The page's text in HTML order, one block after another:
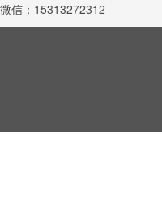
微信：15313272312